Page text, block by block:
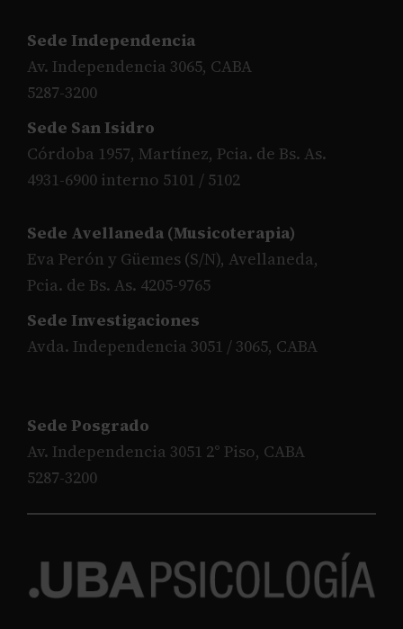
Sede Independencia
Av. Independencia 3065, CABA
5287-3200
Sede San Isidro
Córdoba 1957, Martínez, Pcia. de Bs. As.
4931-6900 interno 5101 / 5102
Sede Avellaneda (Musicoterapia)
Eva Perón y Güemes (S/N), Avellaneda,
Pcia. de Bs. As. 4205-9765
Sede Investigaciones
Avda. Independencia 3051 / 3065, CABA
Sede Posgrado
Av. Independencia 3051 2° Piso, CABA
5287-3200